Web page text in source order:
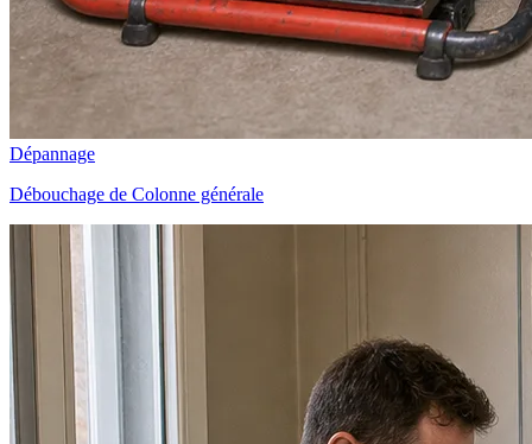
Dépannage
Débouchage de Colonne générale